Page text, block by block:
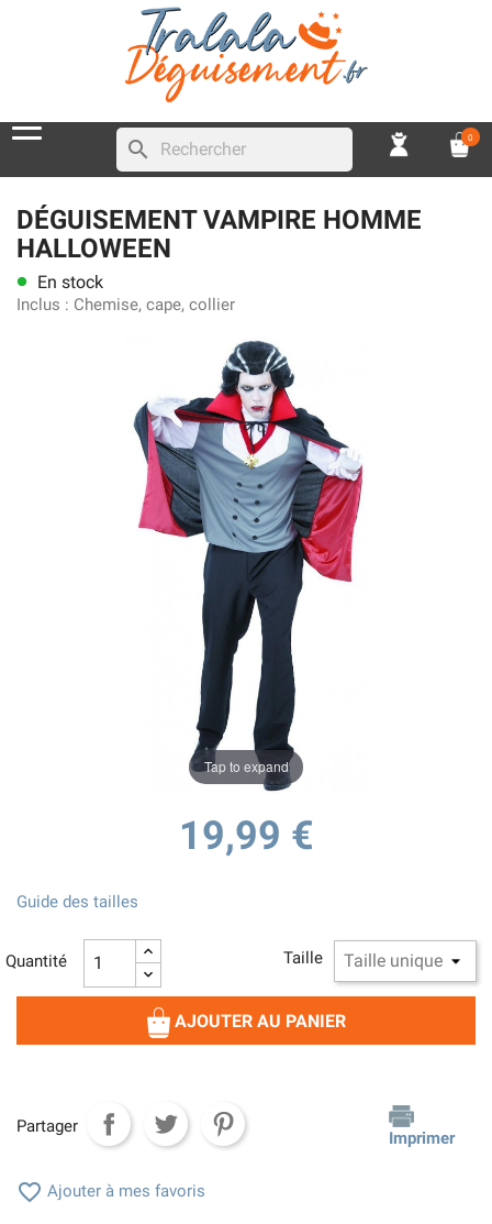
search 0
DÉGUISEMENT VAMPIRE HOMME
HALLOWEEN
lens En stock
Inclus : Chemise, cape, collier
Tap to expand
19,99 €
Taille
Guide des tailles
Quantité
AJOUTER AU PANIER
Partager
Imprimer
 Ajouter à mes favoris